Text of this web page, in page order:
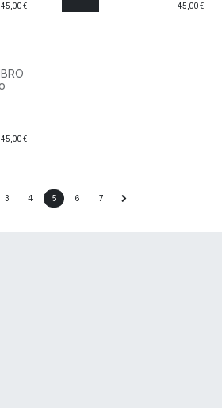
45,00€ 45,00€
45,00€
3 4 5 6 7